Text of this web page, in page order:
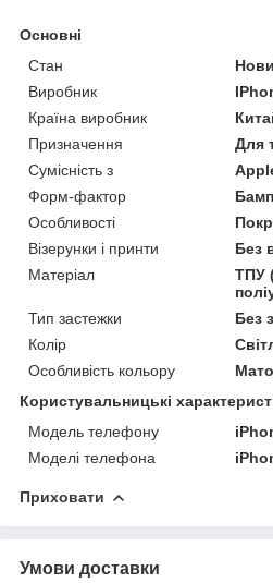
Основні
Стан
Виробник
Країна виробник
Призначення
Для
Сумісність з
Форм-фактор
Особливості
Візерунки і принти
Без
Матеріал
ТПУ
Тип застежки
Без
Колір
Особливість кольору
Користувальницькі
Модель телефону
Моделі телефона
Приховати
Умови доставки